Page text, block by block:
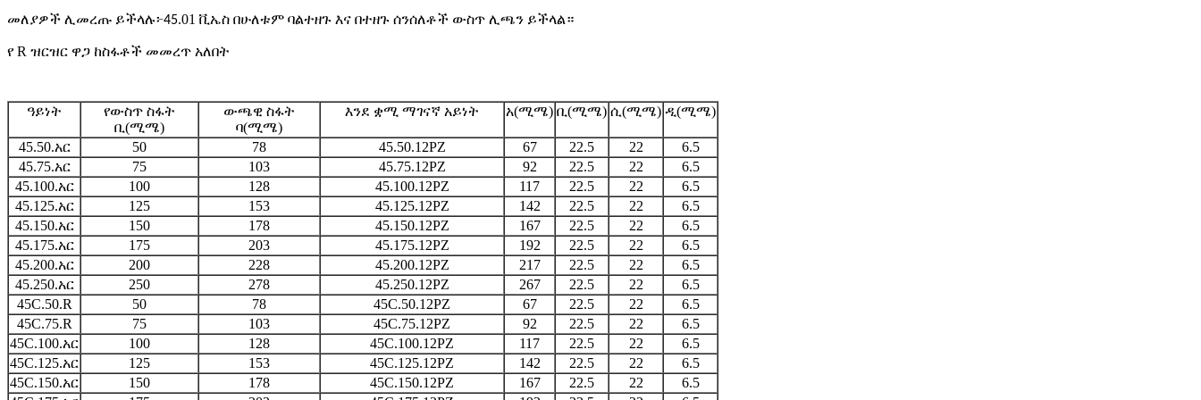
መለያዎች ሊመረጡ ይችላሉ፦45.01 ቪኤስ በሁለቱም ባልተዘጉ እና በተዘጉ ሰንሰለቶች ውስጥ ሊጫን ይችላል።
የ R ዝርዝር ዋጋ ከስፋቶች መመረጥ አለበት
ዓይነት
የውስጥ ስፋት
ቢ(ሚሜ)
ውጫዊ ስፋት
ባ(ሚሜ)
እንደ ቋሚ ማገናኛ አይነት አ(ሚሜ) ቢ(ሚሜ) ሲ(ሚሜ) ዲ(ሚሜ)
45.50.አር 50 78 45.50.12PZ 67 22.5 22
6.5
45.75.አር
75 103 45.75.12PZ 92 22.5 22
6.5
45.100.አር
100 128 45.100.12PZ 117 22.5 22
6.5
45.125.አር
125 153 45.125.12PZ 142 22.5 22
6.5
45.150.አር
150 178 45.150.12PZ 167 22.5 22
6.5
45.175.አር
175 203 45.175.12PZ 192 22.5 22
6.5
45.200.አር
200 228 45.200.12PZ 217 22.5 22
6.5
45.250.አር
250 278 45.250.12PZ 267 22.5 22
6.5
45C.50.R
50 78 45C.50.12PZ 67 22.5 22
6.5
45C.75.R
75 103 45C.75.12PZ 92 22.5 22
6.5
45C.100.አር
100 128 45C.100.12PZ 117 22.5 22
6.5
45C.125.አር
125 153 45C.125.12PZ 142 22.5 22
6.5
45C.150.አር
150 178 45C.150.12PZ 167 22.5 22
6.5